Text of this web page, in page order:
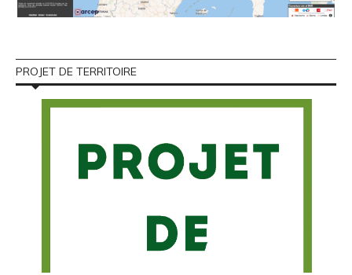
PROJET DE TERRITOIRE